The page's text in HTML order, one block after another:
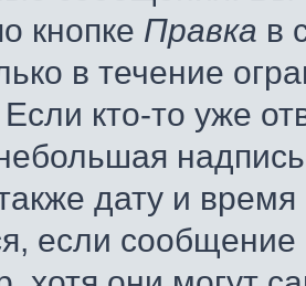
кнопке Правка в
в течение
кто-то уже
дату и
если